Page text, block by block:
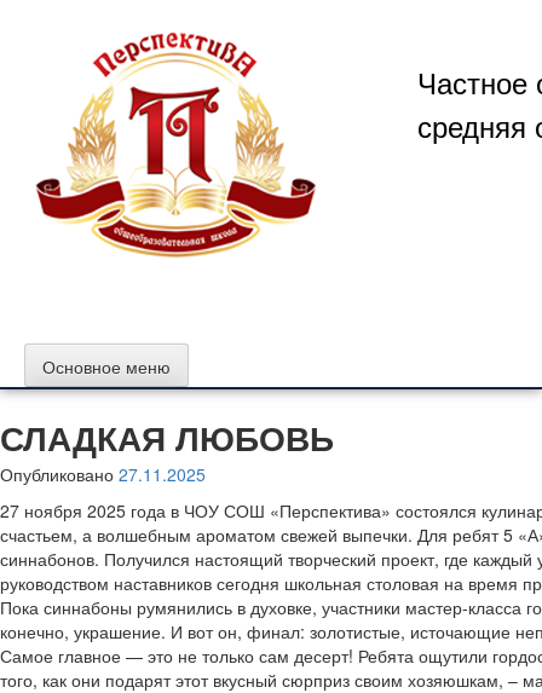
содержимому
Частное
средняя
Основное меню
СЛАДКАЯ ЛЮБОВЬ
Опубликовано 27.11.2025
27 ноября 2025 года в ЧОУ СОШ «Перспектива» состоялся
счастьем, а волшебным ароматом свежей выпечки. Для ребят 5
синнабонов. Получился настоящий творческий проект, где
руководством наставников сегодня школьная столовая на время
Пока синнабоны румянились в духовке, участники мастер-
конечно, украшение. И вот он, финал: золотистые, источающие
Самое главное — это не только сам десерт! Ребята ощутили
того, как они подарят этот вкусный сюрприз своим хозяюшкам, –